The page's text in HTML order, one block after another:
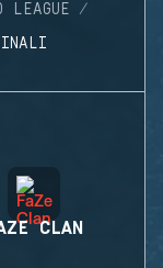
LEAGUE
CLAN